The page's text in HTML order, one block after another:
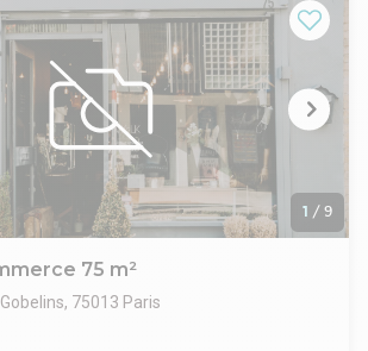
mains
par un escalier intérieur
offrant une importante capacité de
d'environ 20 places assises
:
contacter
1 / 9
75 m²
75013 Paris